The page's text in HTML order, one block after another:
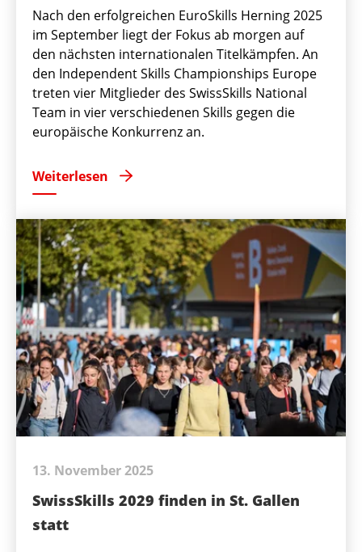
Nach den erfolgreichen EuroSkills Herning 2025
im September liegt der Fokus ab morgen auf
den nächsten internationalen Titelkämpfen. An
den Independent Skills Championships Europe
treten vier Mitglieder des SwissSkills National
Team in vier verschiedenen Skills gegen die
europäische Konkurrenz an.
Weiterlesen
13. November 2025
SwissSkills 2029 finden in St. Gallen
statt